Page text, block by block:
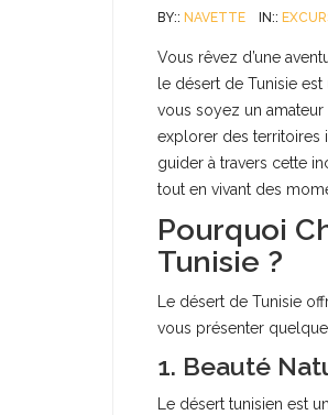
BY:: NAVETTE IN::
Vous rêvez d’une
le désert de Tunisie
vous soyez un
explorer des territoires
guider à travers cette
tout en vivant des
Pourquoi
Tunisie ?
Le désert de Tunisie
vous présenter
1. Beauté
Le désert tunisien est